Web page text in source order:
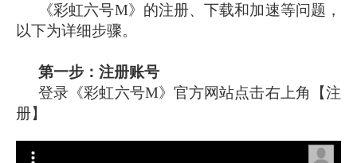
《彩虹六号M》的注册、下载和加速等问题，
以下为详细步骤。
第一步：注册账号
登录《彩虹六号M》官方网站点击右上角【注
册】